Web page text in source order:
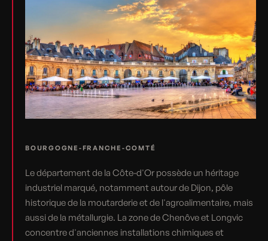
BOURGOGNE-FRANCHE-COMTÉ
Le département de la Côte-d'Or possède un héritage
industriel marqué, notamment autour de Dijon, pôle
historique de la moutarderie et de l'agroalimentaire, mais
aussi de la métallurgie. La zone de Chenôve et Longvic
concentre d'anciennes installations chimiques et